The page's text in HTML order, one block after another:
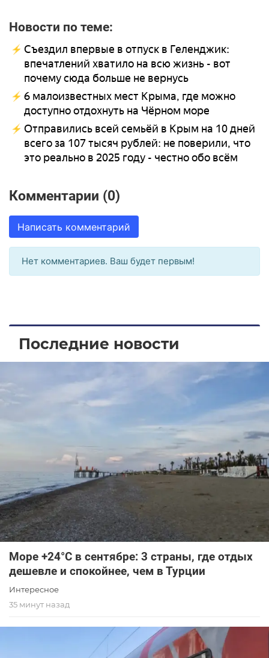
Новости по теме:
Съездил впервые в отпуск в Геленджик:
впечатлений хватило на всю жизнь - вот
почему сюда больше не вернусь
6 малоизвестных мест Крыма, где можно
доступно отдохнуть на Чёрном море
Отправились всей семьёй в Крым на 10 дней
всего за 107 тысяч рублей: не поверили, что
это реально в 2025 году - честно обо всём
Комментарии (0)
Написать комментарий
Нет комментариев. Ваш будет первым!
Последние новости
Море +24°C в сентябре: 3 страны, где отдых
дешевле и спокойнее, чем в Турции
Интересное
35 минут назад